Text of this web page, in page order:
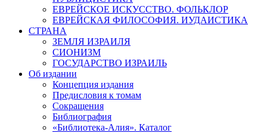
ЕВРЕЙСКОЕ ИСКУССТВО. ФОЛЬКЛОР
ЕВРЕЙСКАЯ ФИЛОСОФИЯ. ИУДАИСТИКА
СТРАНА
ЗЕМЛЯ ИЗРАИЛЯ
СИОНИЗМ
ГОСУДАРСТВО ИЗРАИЛЬ
Об издании
Концепция издания
Предисловия к томам
Сокращения
Библиография
«Библиотека-Алия». Каталог